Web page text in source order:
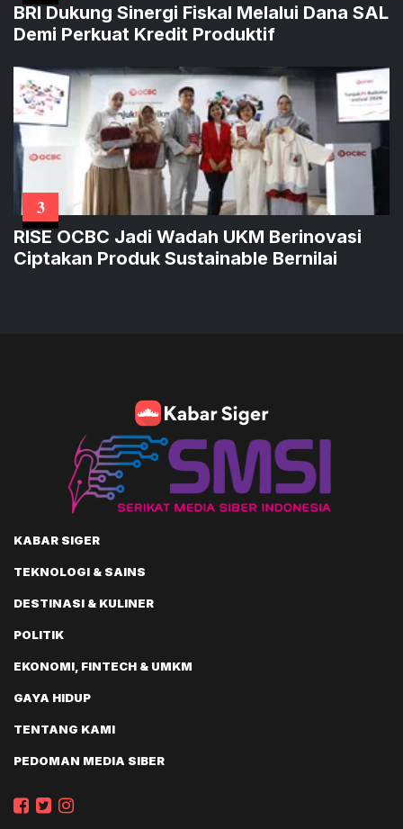
BRI Dukung Sinergi Fiskal Melalui Dana SAL
Demi Perkuat Kredit Produktif
3
RISE OCBC Jadi Wadah UKM Berinovasi
Ciptakan Produk Sustainable Bernilai
KABAR SIGER
TEKNOLOGI & SAINS
DESTINASI & KULINER
POLITIK
EKONOMI, FINTECH & UMKM
GAYA HIDUP
TENTANG KAMI
PEDOMAN MEDIA SIBER